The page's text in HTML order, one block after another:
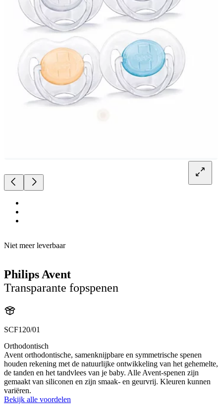
Niet meer leverbaar
Philips Avent
Transparante fopspenen
SCF120/01
Orthodontisch
Avent orthodontische, samenknijpbare en symmetrische spenen
houden rekening met de natuurlijke ontwikkeling van het gehemelte,
de tanden en het tandvlees van je baby. Alle Avent-spenen zijn
gemaakt van siliconen en zijn smaak- en geurvrij. Kleuren kunnen
variëren.
Bekijk alle voordelen